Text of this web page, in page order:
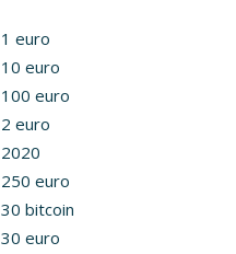
1 euro
10 euro
100 euro
2 euro
2020
250 euro
30 bitcoin
30 euro